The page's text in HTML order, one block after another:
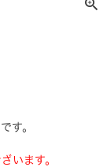
す。
います。